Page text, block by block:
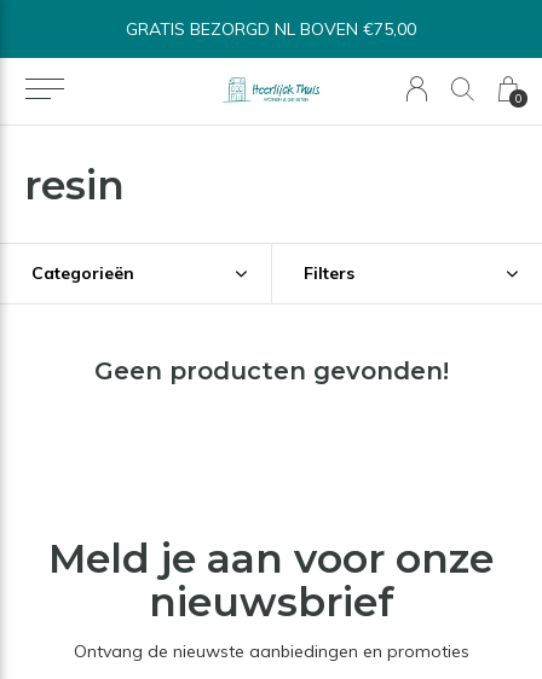
0
GRATIS BEZORGD NL BOVEN €75,00
resin
Categorieën Filters
Geen producten gevonden!
Meld je aan voor onze
nieuwsbrief
Ontvang de nieuwste aanbiedingen en promoties